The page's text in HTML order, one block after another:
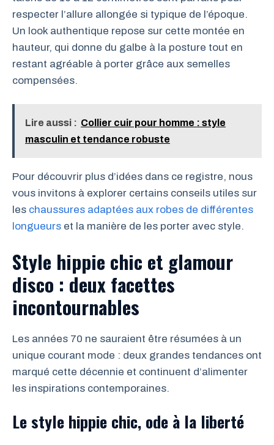
respecter l’allure allongée si typique de l’époque.
Un look authentique repose sur cette montée en
hauteur, qui donne du galbe à la posture tout en
restant agréable à porter grâce aux semelles
compensées.
Lire aussi : Collier cuir pour homme : style
masculin et tendance robuste
Pour découvrir plus d’idées dans ce registre, nous
vous invitons à explorer certains conseils utiles sur
les chaussures adaptées aux robes de différentes
longueurs et la manière de les porter avec style.
Style hippie chic et glamour
disco : deux facettes
incontournables
Les années 70 ne sauraient être résumées à un
unique courant mode : deux grandes tendances ont
marqué cette décennie et continuent d’alimenter
les inspirations contemporaines.
Le style hippie chic, ode à la liberté